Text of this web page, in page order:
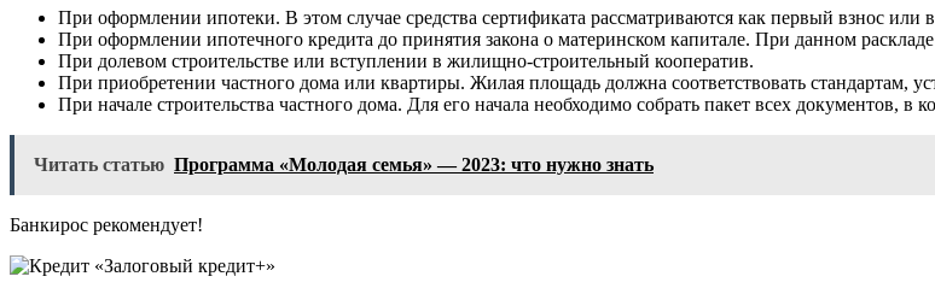
При оформлении ипотеки. В этом случае средства сертификата рассматриваются как первый взнос или
При оформлении ипотечного кредита до принятия закона о материнском капитале. При данном
При долевом строительстве или вступлении в жилищно-строительный кооператив.
При приобретении частного дома или квартиры. Жилая площадь должна соответствовать стандартам,
При начале строительства частного дома. Для его начала необходимо собрать пакет всех документов, в
Читать статью Программа «Молодая семья» — 2023: что нужно знать
Банкирос рекомендует!